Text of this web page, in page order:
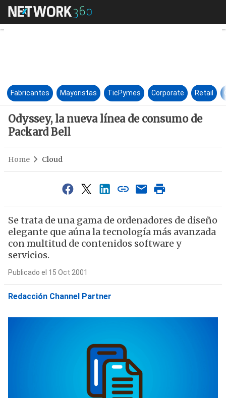
Odyssey, la nueva línea de
Fabricantes Mayoristas TicPymes Corporate Retail
Odyssey, la nueva línea de consumo de
Packard Bell
Home Cloud
Se trata de una gama de ordenadores de diseño
elegante que aúna la tecnología más avanzada
con multitud de contenidos software y
servicios.
Publicado el 15 Oct 2001
Redacción Channel Partner